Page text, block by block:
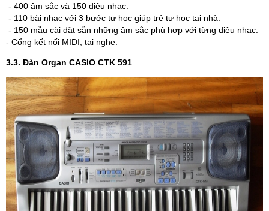
- 400 âm sắc và 150 điệu nhạc.
- 110 bài nhạc với 3 bước tự học giúp trẻ tự học tại nhà.
- 150 mẫu cài đặt sẵn những âm sắc phù hợp với từng điệu nhạc.
- Cổng kết nối MIDI, tai nghe.
3.3. Đàn Organ CASIO CTK 591